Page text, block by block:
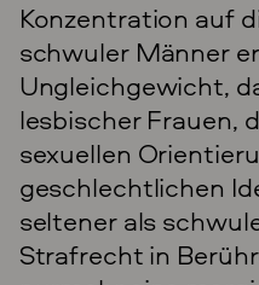
Konzentration auf
schwuler Männer
Ungleichgewicht,
lesbischer Frauen,
sexuellen
geschlechtlichen
seltener als
Strafrecht in